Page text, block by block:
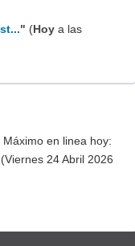
" (Hoy a las
en linea hoy:
24 Abril 2026